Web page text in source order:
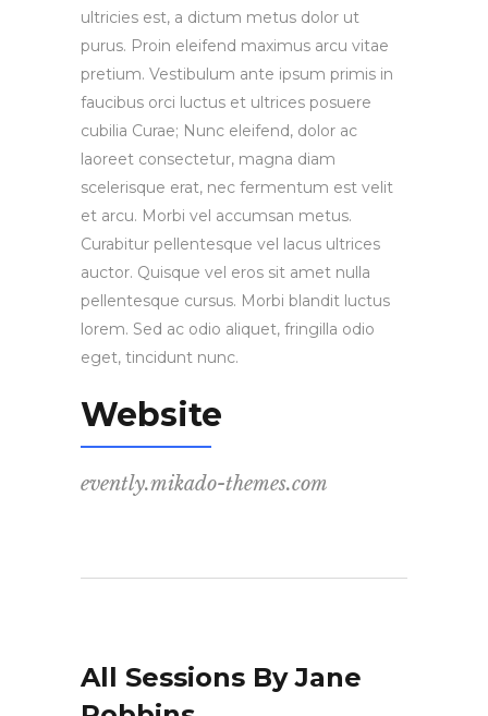
ultricies est, a dictum metus dolor ut
purus. Proin eleifend maximus arcu vitae
pretium. Vestibulum ante ipsum primis in
faucibus orci luctus et ultrices posuere
cubilia Curae; Nunc eleifend, dolor ac
laoreet consectetur, magna diam
scelerisque erat, nec fermentum est velit
et arcu. Morbi vel accumsan metus.
Curabitur pellentesque vel lacus ultrices
auctor. Quisque vel eros sit amet nulla
pellentesque cursus. Morbi blandit luctus
lorem. Sed ac odio aliquet, fringilla odio
eget, tincidunt nunc.
Website
evently.mikado-themes.com
All Sessions By Jane